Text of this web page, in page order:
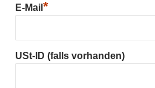
E-Mail *
USt-ID (falls vorhanden)